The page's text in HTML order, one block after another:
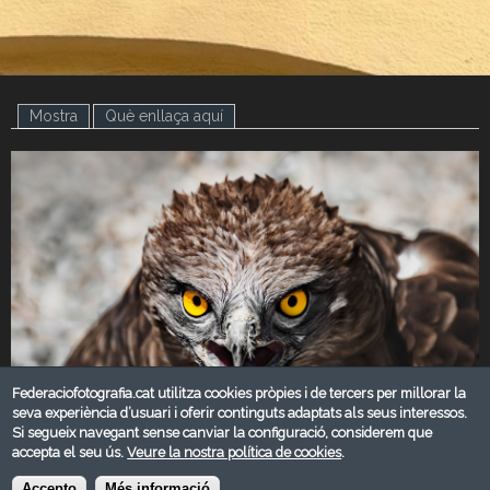
Mostra (pestanya activa)
Què enllaça aquí
NOVEMBRE 2019
Federaciofotografia.cat utilitza cookies pròpies i de tercers per millorar la
seva experiència d’usuari i oferir continguts adaptats als seus interessos.
Si segueix navegant sense canviar la configuració, considerem que
accepta el seu ús.Veure la nostra política de cookies.